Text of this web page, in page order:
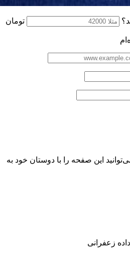
تومان
این صفحه را با دوستان خود به
زعفرانی